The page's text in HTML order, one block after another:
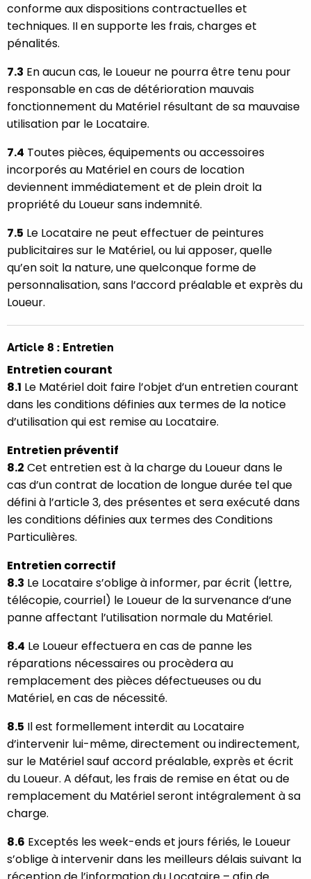
conforme aux dispositions contractuelles et
techniques. II en supporte les frais, charges et
pénalités.
7.3 En aucun cas, le Loueur ne pourra être tenu pour
responsable en cas de détérioration mauvais
fonctionnement du Matériel résultant de sa mauvaise
utilisation par le Locataire.
7.4 Toutes pièces, équipements ou accessoires
incorporés au Matériel en cours de location
deviennent immédiatement et de plein droit la
propriété du Loueur sans indemnité.
7.5 Le Locataire ne peut effectuer de peintures
publicitaires sur le Matériel, ou lui apposer, quelle
qu’en soit la nature, une quelconque forme de
personnalisation, sans l’accord préalable et exprès du
Loueur.
Article 8 : Entretien
Entretien courant
8.1 Le Matériel doit faire l’objet d’un entretien courant
dans les conditions définies aux termes de la notice
d’utilisation qui est remise au Locataire.
Entretien préventif
8.2 Cet entretien est à la charge du Loueur dans le
cas d’un contrat de location de longue durée tel que
défini à l’article 3, des présentes et sera exécuté dans
les conditions définies aux termes des Conditions
Particulières.
Entretien correctif
8.3 Le Locataire s’oblige à informer, par écrit (lettre,
télécopie, courriel) le Loueur de la survenance d’une
panne affectant l’utilisation normale du Matériel.
8.4 Le Loueur effectuera en cas de panne les
réparations nécessaires ou procèdera au
remplacement des pièces défectueuses ou du
Matériel, en cas de nécessité.
8.5 Il est formellement interdit au Locataire
d’intervenir lui-même, directement ou indirectement,
sur le Matériel sauf accord préalable, exprès et écrit
du Loueur. A défaut, les frais de remise en état ou de
remplacement du Matériel seront intégralement à sa
charge.
8.6 Exceptés les week-ends et jours fériés, le Loueur
s’oblige à intervenir dans les meilleurs délais suivant la